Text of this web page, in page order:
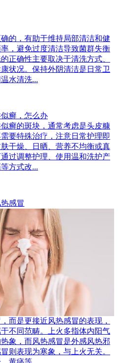
的，有助于维持局部清洁和健
，避免过度清洁导致菌群失衡
正确性主要取决于清洗方式、
状况。保持外阴清洁是日常卫
水清洗...
癣，怎么办
癣的斑块，通常考虑是头皮糠
要特殊治疗，注意日常护理即
干燥、日晒、营养不均衡或真
过调整护理、使用温和洗护产
方式改...
感冒
而是更接近风热感冒的表现，
不同范畴。上火多指体内阳气
象，而风热感冒是外感风热邪
则表现为寒象，与上火无关。